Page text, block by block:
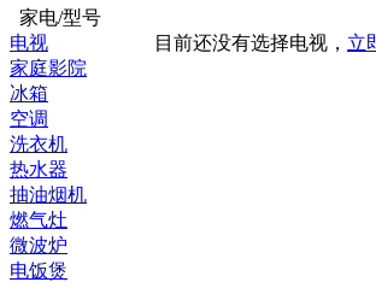
家电/型号
电视
目前还没有选择电视， 立
家庭影院
冰箱
空调
洗衣机
热水器
抽油烟机
燃气灶
微波炉
电饭煲